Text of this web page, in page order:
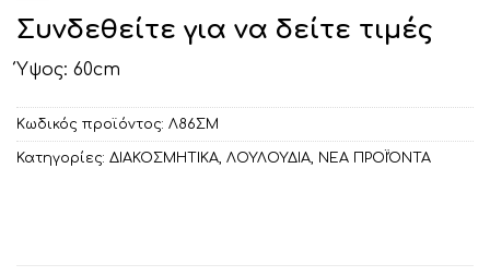
Συνδεθείτε για να δείτε τιμές
Ύψος: 60cm
Κωδικός προϊόντος: Λ86ΣΜ
Κατηγορίες: ΔΙΑΚΟΣΜΗΤΙΚA, ΛΟΥΛΟΥΔΙΑ, ΝΕΑ ΠΡΟΪΌΝΤΑ